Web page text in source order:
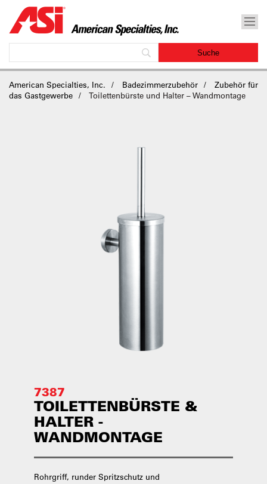
American Specialties, Inc. Badezimmerzubehör
Zubehör für
das Gastgewerbe
Toilettenbürste und Halter – Wandmontage
7387
TOILETTENBÜRSTE &
HALTER -
WANDMONTAGE
Rohrgriff, runder Spritzschutz und